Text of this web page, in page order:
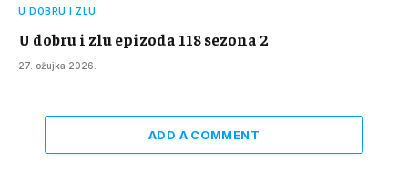
U DOBRU I ZLU
U dobru i zlu epizoda 118 sezona 2
27. ožujka 2026.
ADD A COMMENT